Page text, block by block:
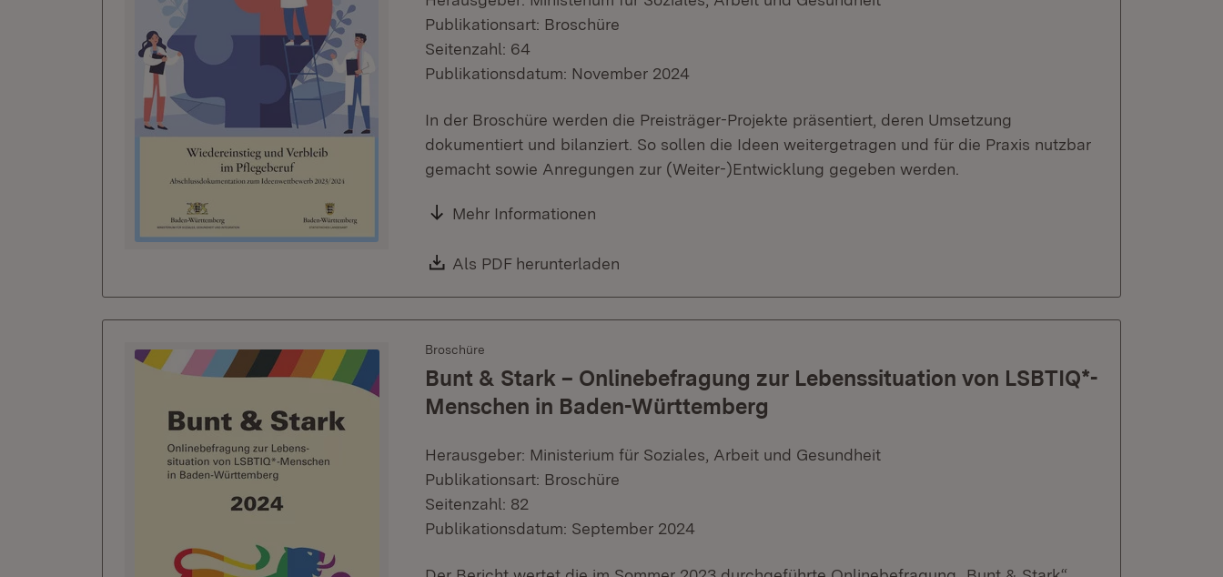
Publikationsart: Broschüre
Seitenzahl: 64
Publikationsdatum: November 2024
In der Broschüre werden die Preisträger-Projekte präsentiert, deren Umsetzung
dokumentiert und bilanziert. So sollen die Ideen weitergetragen und für die Praxis nutzbar
gemacht sowie Anregungen zur (Weiter-)Entwicklung gegeben werden.
Mehr Informationen
Download:
Als PDF herunterladen
Broschüre
Bunt & Stark – Onlinebefragung zur Lebenssituation von LSBTIQ*-
Menschen in Baden-Württemberg
Herausgeber: Ministerium für Soziales, Arbeit und Gesundheit
Publikationsart: Broschüre
Seitenzahl: 82
Publikationsdatum: September 2024